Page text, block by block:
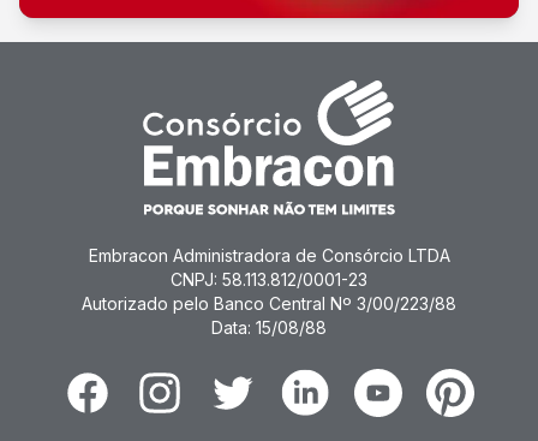
Embracon Administradora de Consórcio LTDA
CNPJ: 58.113.812/0001-23
Autorizado pelo Banco Central Nº 3/00/223/88
Data: 15/08/88
FacebookInstagramTwitter LinkedinYoutubePinterest